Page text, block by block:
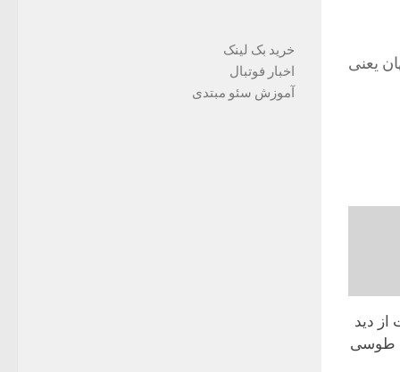
یعنی
دید
طوسی
خرید بک لینک
اخبار فوتبال
آموزش سئو مبتدی